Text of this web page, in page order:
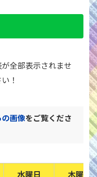
全部表示されませ
！
の画像をご覧くださ
水曜日 木曜日